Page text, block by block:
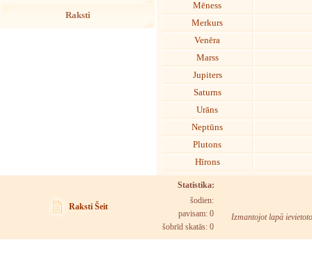
Raksti
Mēness
Merkurs
Venēra
Marss
Jupiters
Saturns
Urāns
Neptūns
Plutons
Hīrons
Raksti Šeit
Statistika:
šodien:
pavisam: 0
šobrīd skatās: 0
Izmantojot lapā